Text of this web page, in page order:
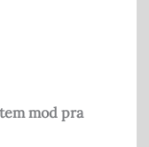
mod pra